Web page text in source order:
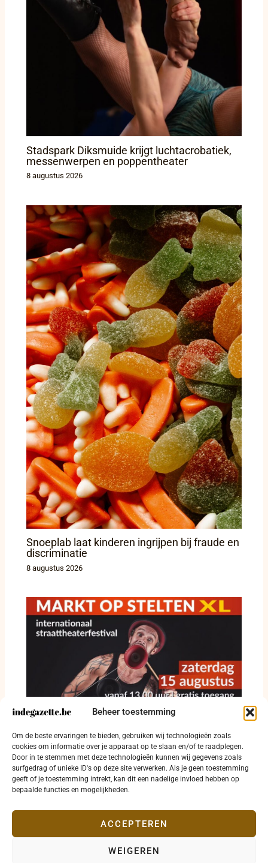
Beheer toestemming
Om de beste ervaringen te bieden, gebruiken wij technologieën zoals
cookies om informatie over je apparaat op te slaan en/of te raadplegen.
Door in te stemmen met deze technologieën kunnen wij gegevens zoals
surfgedrag of unieke ID's op deze site verwerken. Als je geen toestemming
geeft of je toestemming intrekt, kan dit een nadelige invloed hebben op
bepaalde functies en mogelijkheden.
ACCEPTEREN
WEIGEREN
Stadspark Diksmuide krijgt luchtacrobatiek,
messenwerpen en poppentheater
8 augustus 2026
Snoeplab laat kinderen ingrijpen bij fraude en
discriminatie
8 augustus 2026
Straattheater krijgt vrije baan op Grote Markt
in Diksmuide
8 augustus 2026